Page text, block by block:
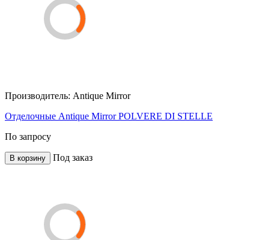
Производитель: Antique Mirror
Отделочные Antique Mirror POLVERE DI STELLE
По запросу
В корзину Под заказ